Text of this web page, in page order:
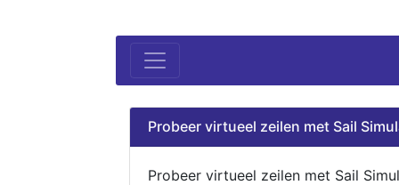
Probeer virtueel zeilen met Sail
Probeer virtueel zeilen met Sail